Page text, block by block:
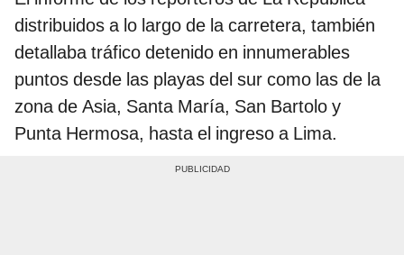
distribuidos a lo largo de la carretera, también
detallaba tráfico detenido en innumerables
puntos desde las playas del sur como las de la
zona de Asia, Santa María, San Bartolo y
Punta Hermosa, hasta el ingreso a Lima.